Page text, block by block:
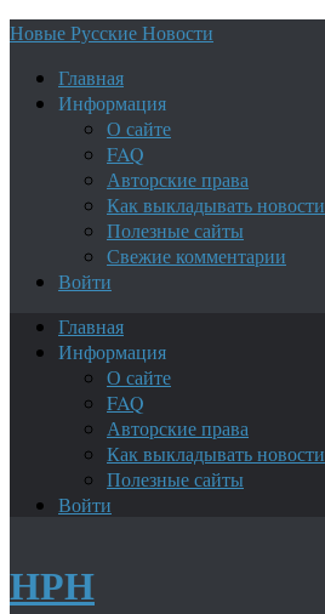
Новые Русские Новости
Главная
Информация
О сайте
FAQ
Авторские права
Как выкладывать новости
Полезные сайты
Свежие комментарии
Войти
Главная
Информация
О сайте
FAQ
Авторские права
Как выкладывать новости
Полезные сайты
Войти
НРН